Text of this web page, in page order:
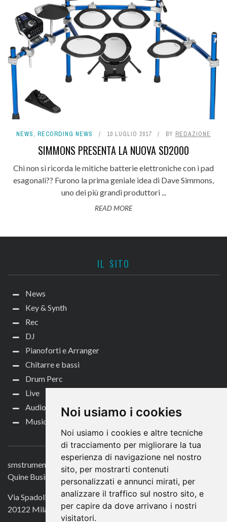
Noi usiamo i cookies
Noi usiamo i cookies e altre tecniche
di tracciamento per migliorare la tua
esperienza di navigazione nel nostro
sito, per mostrarti contenuti
personalizzati e annunci mirati, per
analizzare il traffico sul nostro sito, e
per capire da dove arrivano i nostri
visitatori.
NEWS, RECORDING NEWS 10 LUGLIO 2017 BY REDAZIONE
SIMMONS PRESENTA LA NUOVA SD2000
Chi non si ricorda le mitiche batterie elettroniche con i pad
esagonali?? Furono la prima geniale idea di Dave Simmons,
uno dei più grandi produttori ...
READ MORE
IL SITO
News
Key & Synth
Rec
DJ
Pianoforti e Arranger
Chitarre e bassi
Drum Perc
Live
Audio per video
Music Life
CONTATTACI
smstrumentimusicali.it
Quine Business Publisher
Via Spadolini 7
20122 Milano